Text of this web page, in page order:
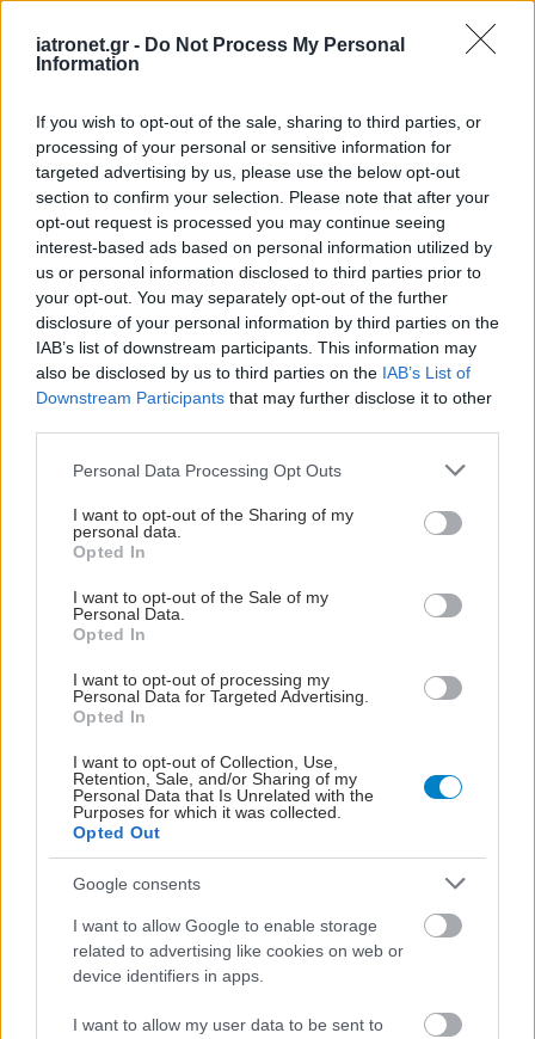
iatronet.gr - Do Not Process My Personal
Information
If you wish to opt-out of the sale, sharing to third parties, or
processing of your personal or sensitive information for
targeted advertising by us, please use the below opt-out
section to confirm your selection. Please note that after your
opt-out request is processed you may continue seeing
interest-based ads based on personal information utilized by
us or personal information disclosed to third parties prior to
your opt-out. You may separately opt-out of the further
disclosure of your personal information by third parties on the
IAB’s list of downstream participants. This information may
also be disclosed by us to third parties on the IAB’s List of
Downstream Participants that may further disclose it to other
Please note that this website/app uses one or more Google
not limited to your visit or usage behaviour. You may click to
grant or deny consent to Google and its third-party tags to
use your data for below specified purposes in below Google
consent section.
Personal Data Processing Opt Outs
I want to opt-out of the Sharing of my
personal data.
Opted In
I want to opt-out of the Sale of my
Personal Data.
Opted In
I want to opt-out of processing my
Personal Data for Targeted Advertising.
Opted In
I want to opt-out of Collection, Use,
Retention, Sale, and/or Sharing of my
Personal Data that Is Unrelated with the
Purposes for which it was collected.
Opted Out
Google consents
I want to allow Google to enable storage
related to advertising like cookies on web or
device identifiers in apps.
I want to allow my user data to be sent to
Δευτέρα, 21 Ιουνίου 2010, 13:24
Γιόγκα για παιδιά στην ΈΚΦΡΑΣΗ’
Ένα δημιουργικό καταφύγιο για το καλοκαίρι, ανοιχτό για
όλα τα παιδιά ηλικίας 5-10 ετών, δημιουργεί η ‘ΕΔΡΑ’ στην
Παιδική Πολιτιστική Λέσχη ‘ΕΚΦΡΑΣΗ’ στο Δήμο Ιλίου ως τα
μέσα Ιουλίου.
Παρασκευή, 21 Μαΐου 2010, 15:10
Η γιόγκα βοηθά στον ύπνο και την κούραση των
ασθενών με καρκίνο
Επιζήσαντες από καρκίνο μπορεί ενδεχομένως να επιθυμούν
να δοκιμάσουν τη γιόγκα για να κοιμούνται καλύτερα και να
έχουν περισσότερη ενέργεια, σύμφωνα με νέα έρευνα.